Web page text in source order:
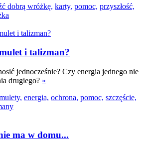
dobrą wróżkę, karty, pomoc, przyszłość,
i talizman?
jednocześnie? Czy energia jednego nie
drugiego? »
energia, ochrona, pomoc, szczęście,
ma w domu...